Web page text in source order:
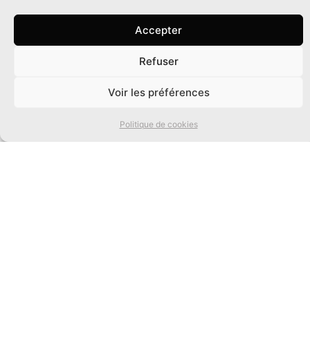
Accepter
Refuser
Voir les préférences
Politique de cookies